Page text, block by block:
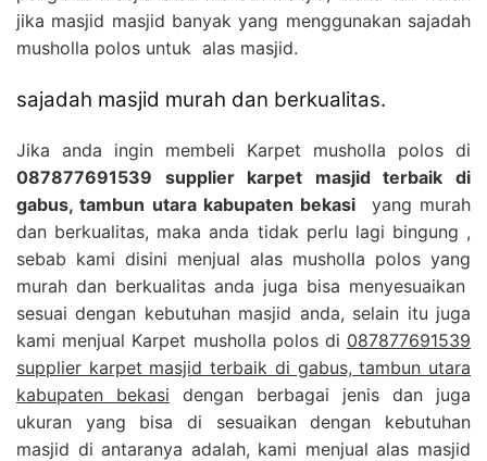
jika masjid masjid banyak yang menggunakan sajadah
musholla polos untuk alas masjid.
sajadah masjid murah dan berkualitas.
Jika anda ingin membeli Karpet musholla polos di
087877691539 supplier karpet masjid terbaik di
gabus, tambun utara kabupaten bekasi yang murah
dan berkualitas, maka anda tidak perlu lagi bingung ,
sebab kami disini menjual alas musholla polos yang
murah dan berkualitas anda juga bisa menyesuaikan
sesuai dengan kebutuhan masjid anda, selain itu juga
kami menjual Karpet musholla polos di 087877691539
supplier karpet masjid terbaik di gabus, tambun utara
kabupaten bekasi dengan berbagai jenis dan juga
ukuran yang bisa di sesuaikan dengan kebutuhan
masjid di antaranya adalah, kami menjual alas masjid